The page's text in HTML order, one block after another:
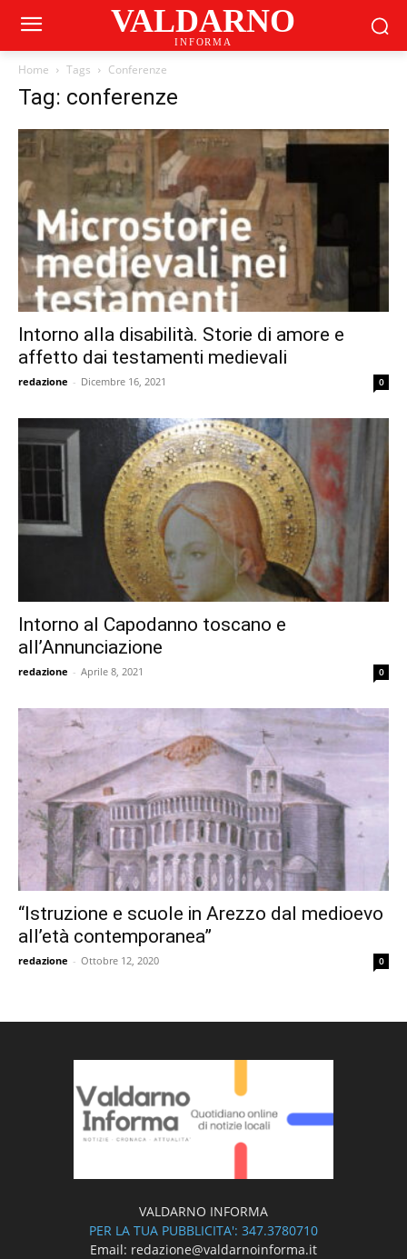
VALDARNO
INFORMA
Home Tags Conferenze
Tag: conferenze
Intorno alla disabilità. Storie di amore e
affetto dai testamenti medievali
redazione - Dicembre 16, 2021 0
Intorno al Capodanno toscano e
all’Annunciazione
redazione - Aprile 8, 2021 0
“Istruzione e scuole in Arezzo dal medioevo
all’età contemporanea”
redazione - Ottobre 12, 2020 0
VALDARNO INFORMA
PER LA TUA PUBBLICITA': 347.3780710
Email: redazione@valdarnoinforma.it